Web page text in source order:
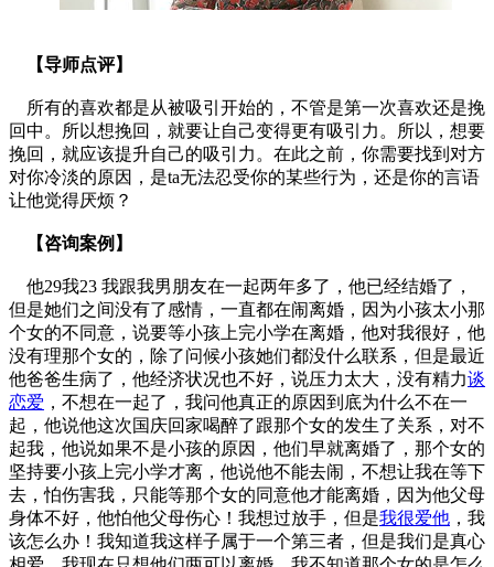
【导师点评】
所有的喜欢都是从被吸引开始的，不管是第一次喜欢还是挽
回中。所以想挽回，就要让自己变得更有吸引力。所以，想要
挽回，就应该提升自己的吸引力。在此之前，你需要找到对方
对你冷淡的原因，是ta无法忍受你的某些行为，还是你的言语
让他觉得厌烦？
【咨询案例】
他29我23 我跟我男朋友在一起两年多了，他已经结婚了，
但是她们之间没有了感情，一直都在闹离婚，因为小孩太小那
个女的不同意，说要等小孩上完小学在离婚，他对我很好，他
没有理那个女的，除了问候小孩她们都没什么联系，但是最近
他爸爸生病了，他经济状况也不好，说压力太大，没有精力谈
恋爱 ，不想在一起了，我问他真正的原因到底为什么不在一
起，他说他这次国庆回家喝醉了跟那个女的发生了关系，对不
起我，他说如果不是小孩的原因，他们早就离婚了，那个女的
坚持要小孩上完小学才离，他说他不能去闹，不想让我在等下
去，怕伤害我，只能等那个女的同意他才能离婚，因为他父母
身体不好，他怕他父母伤心！我想过放手，但是我很爱他 ，我
该怎么办！我知道我这样子属于一个第三者，但是我们是真心